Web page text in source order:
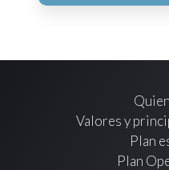
Valores y
Plan
Plan